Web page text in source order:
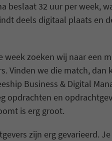
beslaat 32 uur per week,
deels digitaal plaats en
week zoeken wij naar een
Vinden we die match, dan
Business & Digital
opdrachten en
is erg groot.
zijn erg gevarieerd.